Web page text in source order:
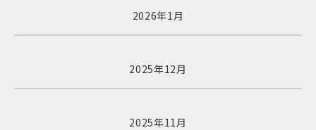
2026年1月
2025年12月
2025年11月